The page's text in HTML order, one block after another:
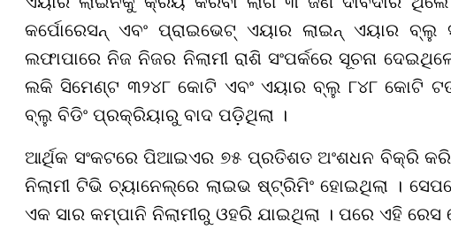
କର୍ପୋରେସନ୍ ଏବଂ ପ୍ରାଇଭେଟ୍ ଏୟାର ଲାଇନ୍ ଏୟାର
ଲଫାପାରେ ନିଜ ନିଜର ନିଲାମୀ ରାଶି ସଂପର୍କରେ ସୂଚନା
ଲକି ସିମେଣ୍ଟ ୩୨୪୮ କୋଟି ଏବଂ ଏୟାର ବ୍ଲୁ ୮୪୮ କୋଟି
ବ୍ଲୁ ବିଡିଂ ପ୍ରକ୍ରିୟାରୁ ବାଦ ପଡ଼ିଥିଲା ।
ଆର୍ଥିକ ସଂକଟରେ ପିଆଇଏର ୭୫ ପ୍ରତିଶତ ଅଂଶଧନ ବିକ୍ରି
ନିଲାମୀ ଟିଭି ଚ୍ୟାନେଲ୍ରେ ଲାଇଭ ଷ୍ଟ୍ରିମିଂ ହୋଇଥିଲା ।
ଏକ ସାର କମ୍ପାନି ନିଲାମୀରୁ ଓହରି ଯାଇଥିଲା । ପରେ ଏହି